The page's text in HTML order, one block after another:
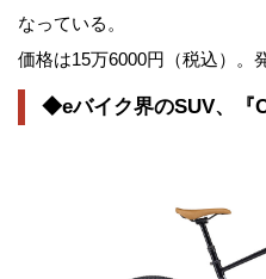
なっている。
価格は15万6000円（税込）。
◆eバイク界のSUV、『